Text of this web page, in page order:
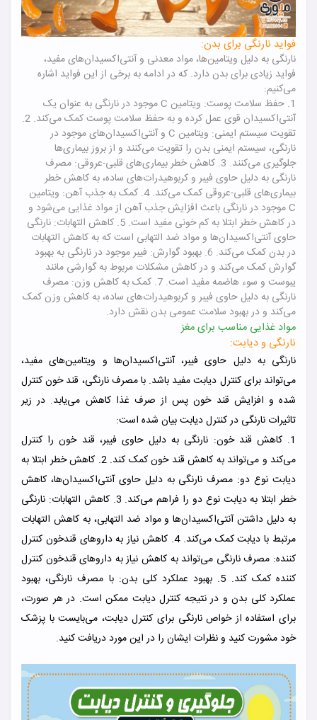
فواید نارنگی برای بدن:
نارنگی به دلیل ویتامین‌ها، مواد معدنی و آنتی‌اکسیدان‌های مفید،
فواید زیادی برای بدن دارد. که در ادامه به برخی از این فواید اشاره
می‌کنیم:
1. حفظ سلامت پوست: ویتامین C موجود در نارنگی به عنوان یک
آنتی‌اکسیدان قوی عمل کرده و به حفظ سلامت پوست کمک می‌کند. 2.
تقویت سیستم ایمنی: ویتامین C و آنتی‌اکسیدان‌های موجود در
نارنگی، سیستم ایمنی بدن را تقویت می‌کنند و از بروز بیماری‌ها
جلوگیری می‌کنند. 3. کاهش خطر بیماری‌های قلبی-عروقی: مصرف
نارنگی به دلیل حاوی فیبر و کربوهیدرات‌های ساده، به کاهش خطر
بیماری‌های قلبی-عروقی کمک می‌کند. 4. کمک به جذب آهن: ویتامین
C موجود در نارنگی باعث افزایش جذب آهن از مواد غذایی می‌شود و
در کاهش خطر ابتلا به کم خونی مفید است. 5. کاهش التهابات: نارنگی
حاوی آنتی‌اکسیدان‌ها و مواد ضد التهابی است که به کاهش التهابات
در بدن کمک می‌کند. 6. بهبود گوارش: فیبر موجود در نارنگی به بهبود
گوارش کمک می‌کند و در کاهش مشکلات مربوط به گوارشی مانند
یبوست و سوء هاضمه مفید است. 7. کمک به کاهش وزن: مصرف
نارنگی به دلیل حاوی فیبر و کربوهیدرات‌های ساده، به کاهش وزن کمک
می‌کند و در بهبود سلامت عمومی بدن نقش دارد.
مواد غذایی مناسب برای مغز
نارنگی و دیابت:
نارنگی به دلیل حاوی فیبر، آنتی‌اکسیدان‌ها و ویتامین‌های مفید،
می‌تواند برای کنترل دیابت مفید باشد. با مصرف نارنگی، قند خون کنترل
شده و افزایش قند خون پس از صرف غذا کاهش می‌یابد. در زیر
تاثیرات نارنگی در کنترل دیابت بیان شده است:
1. کاهش قند خون: نارنگی به دلیل حاوی فیبر، قند خون را کنترل
می‌کند و می‌تواند به کاهش قند خون کمک کند. 2. کاهش خطر ابتلا به
دیابت نوع دو: مصرف نارنگی به دلیل حاوی آنتی‌اکسیدان‌ها، کاهش
خطر ابتلا به دیابت نوع دو را فراهم می‌کند. 3. کاهش التهابات: نارنگی
به دلیل داشتن آنتی‌اکسیدان‌ها و مواد ضد التهابی، به کاهش التهابات
مرتبط با دیابت کمک می‌کند.
4. کاهش نیاز به داروهای قندخون کنترل
کننده: مصرف نارنگی می‌تواند به کاهش نیاز به داروهای قندخون کنترل
کننده کمک کند.
5. بهبود عملکرد کلی بدن: با مصرف نارنگی، بهبود
عملکرد کلی بدن و در نتیجه کنترل دیابت ممکن است. در هر صورت،
برای استفاده از خواص نارنگی برای کنترل دیابت، می‌بایست با پزشک
خود مشورت کنید و نظرات ایشان را در این مورد دریافت کنید.